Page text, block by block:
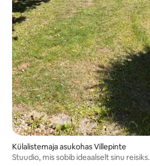
Külalistemaja asukohas Villepinte
Stuudio, mis sobib ideaalselt sinu reisiks.